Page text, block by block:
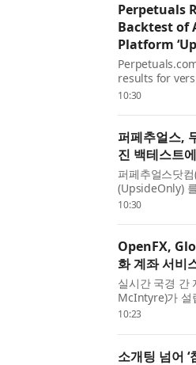
Perpetuals
Backtest of
Platform
results for
engine
10:30
퍼페추얼스,
진 백테스트
퍼페추얼스닷
(UpsideOnly)
(BayesShield)
10:30
OpenFX,
화 계좌 서비
실시간 국경 간
McIntyre)가 설
이어는 이전에
10:23
소개팅 넘어